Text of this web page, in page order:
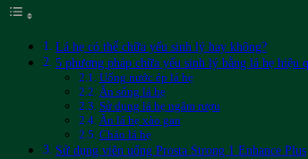
Lá hẹ có thể chữa yếu sinh lý hay không?
5 phương pháp chữa yếu sinh lý bằng lá hẹ hiệu
Uống nước ép lá hẹ
Ăn sống lá hẹ
Sử dụng lá hẹ ngâm rượu
Ăn lá hẹ xào gan
Cháo lá hẹ
Sử dụng viên uống Prosta Strong 1 Enhance Plus